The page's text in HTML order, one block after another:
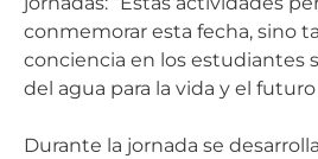
conmemorar esta fecha, sino
conciencia en los estudiantes
del agua para la vida y el
Durante la jornada se